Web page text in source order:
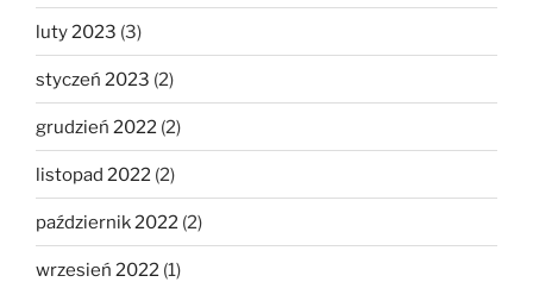
luty 2023 (3)
styczeń 2023 (2)
grudzień 2022 (2)
listopad 2022 (2)
październik 2022 (2)
wrzesień 2022 (1)